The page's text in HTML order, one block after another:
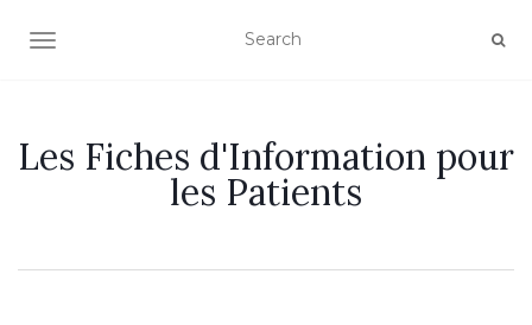
OUVRIR/FERMER LA NAVIGATION
Les Fiches d'Information pour
les Patients